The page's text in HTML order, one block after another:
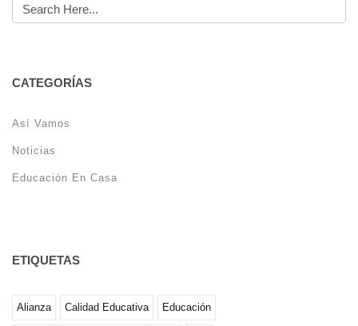
CATEGORÍAS
Así Vamos
Noticias
Educación En Casa
ETIQUETAS
Alianza Calidad Educativa Educación